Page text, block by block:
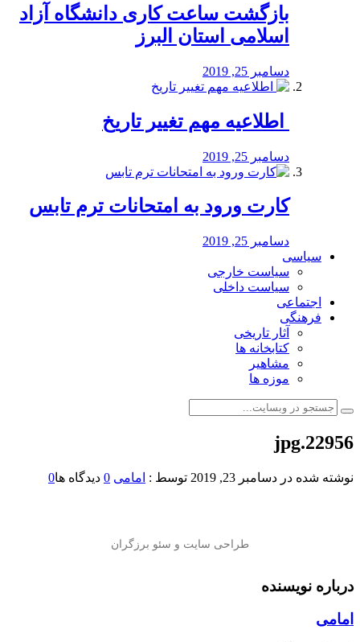
بازگشت ساعت کاری دانشگاه آزاد
اسلامی استان البرز
دسامبر 25, 2019
️ اطلاعیه مهم تغییر تاریخ
دسامبر 25, 2019
کارت ورود به امتحانات ترم تابس
دسامبر 25, 2019
سیاسی
سیاست خارجی
سیاست داخلی
اجتماعی
فرهنگی
آثار تاریخی
کتابخانه ها
مشاهیر
موزه ها
22956.jpg
نوشته شده در دسامبر 23, 2019 توسط : امامی 0 دیدگاه ها0
درباره نویسنده
امامی